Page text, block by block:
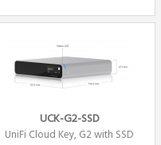
UCK-G2-SSD
UniFi Cloud Key, G2 with SSD